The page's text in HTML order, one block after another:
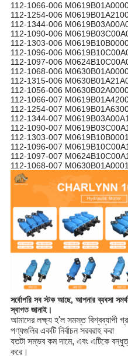
112-1066-006
112-1254-006
112-1344-006
112-1090-006
112-1303-006
112-1096-006
112-1097-006
112-1068-006
112-1315-006
112-1056-006
112-1066-007
112-1254-007
112-1344-007
112-1090-007
112-1303-007
112-1096-007
112-1097-007
112-1068-007
সর্বোপরি সব স্টক আছে, আপনার ব্যবসা
স্বাগত জানাই।
আমাদের লক্ষ্য হ'ল সমস্ত বিশ্বব্যাপী
পণ্যগুলির একটি নির্বাচন সরবরাহ করা
যতটা সম্ভব কম দামে, এবং এটিকে
করে।